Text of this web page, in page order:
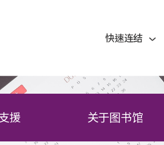
快速连结
援 关于图书馆